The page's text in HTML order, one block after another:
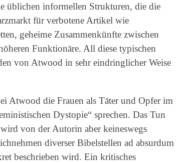
üblichen informellen Strukturen, die die
für verbotene Artikel wie
geheime Zusammenkünfte zwischen
Funktionäre. All diese typischen
von Atwood in sehr eindringlicher Weise
Atwood die Frauen als Täter und Opfer im
Dystopie“ sprechen. Das Tun
von der Autorin aber keineswegs
diverser Bibelstellen ad absurdum
beschrieben wird. Ein kritisches